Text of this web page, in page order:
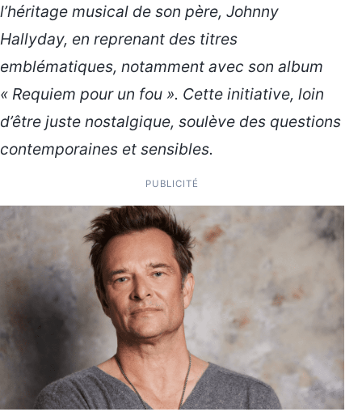
l’héritage musical de son père, Johnny
Hallyday, en reprenant des titres
emblématiques, notamment avec son album
« Requiem pour un fou ». Cette initiative, loin
d’être juste nostalgique, soulève des questions
contemporaines et sensibles.
PUBLICITÉ